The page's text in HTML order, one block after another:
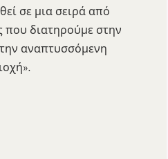
σε μια σειρά από
που διατηρούμε στην
την αναπτυσσόμενη